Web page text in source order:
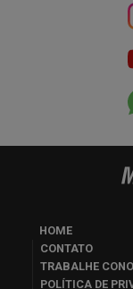
HOME
CONTATO
TRABALHE
POLÍTICA DE